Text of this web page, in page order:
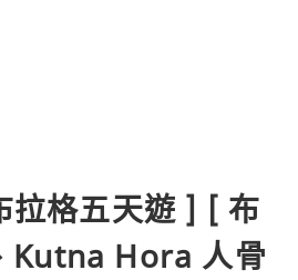
拉格五天遊 ] [ 布
Kutna Hora 人骨